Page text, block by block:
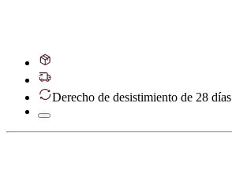
Derecho de desistimiento de 28 días